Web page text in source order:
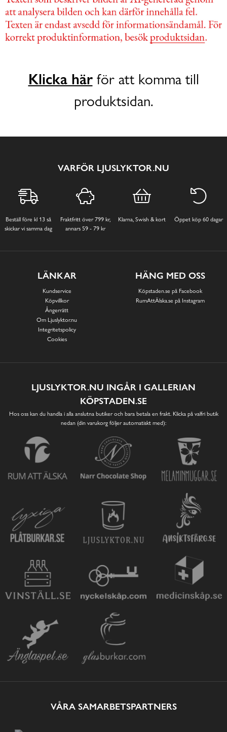
Klicka härför att komma till
produktsidan.
VARFÖR LJUSLYKTOR.NU
Beställ före kl 13 så
skickar vi samma dag
Fraktfritt över 799 kr,
annars 59 - 79 kr
Klarna, Swish & kort Öppet köp 60 dagar
LÄNKAR
Kundservice
Köpvillkor
Ångerrätt
Om Ljuslyktor.nu
Integritetspolicy
Cookies
HÄNG MED OSS
Köpstaden.se på Facebook
RumAttÄlska.se på Instagram
LJUSLYKTOR.NU INGÅR I GALLERIAN
KÖPSTADEN.SE
Hos oss kan du handla i alla anslutna butiker och bara betala en frakt. Klicka på valfri butik
nedan (din varukorg följer automatiskt med):
VÅRA SAMARBETSPARTNERS